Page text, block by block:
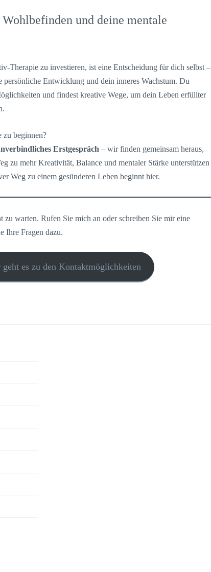
und deine mentale
Therapie zu investieren, ist eine Entscheidung für dich selbst –
persönliche Entwicklung und dein inneres Wachstum. Du
und findest kreative Wege, um dein Leben erfüllter
zu beginnen?
Erstgespräch– wir finden gemeinsam heraus,
zu mehr Kreativität, Balance und mentaler Stärke unterstützen
Weg zu einem gesünderen Leben beginnt hier.
zu warten. Rufen Sie mich an oder schreiben Sie mir eine
Ihre Fragen dazu.
geht es zu den Kontaktmöglichkeiten